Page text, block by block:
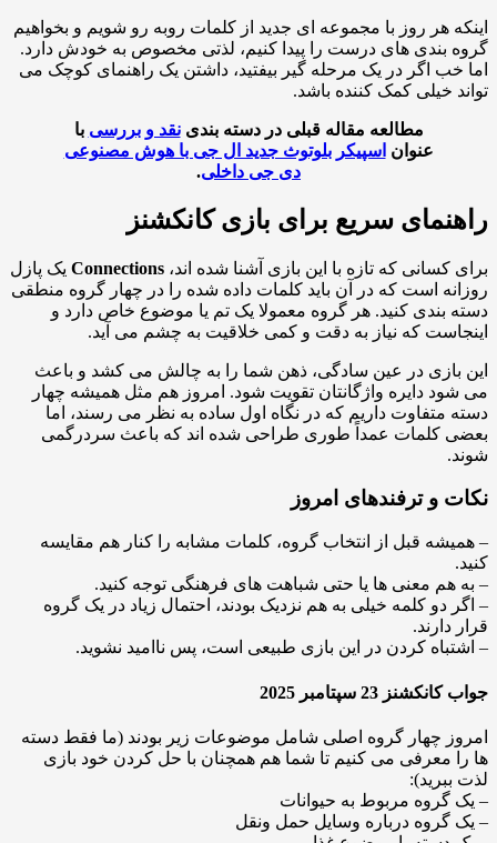
هر روز با مجموعه ای جدید از کلمات روبه رو شویم و بخواهیم
بندی های درست را پیدا کنیم، لذتی مخصوص به خودش دارد.
خب اگر در یک مرحله گیر بیفتید، داشتن یک راهنمای کوچک می
خیلی کمک کننده باشد.
مطالعه مقاله قبلی در دسته بندینقد و بررسیبا
عنواناسپیکر بلوتوث جدید ال جی با هوش مصنوعی
دی جی داخلی
سریع برای بازی کانکشنز
کسانی که تازه با این بازی آشنا شده اند،Connectionsیک پازل
است که در آن باید کلمات داده شده را در چهار گروه منطقی
بندی کنید. هر گروه معمولا یک تم یا موضوع خاص دارد و
که نیاز به دقت و کمی خلاقیت به چشم می آید.
بازی در عین سادگی، ذهن شما را به چالش می کشد و باعث
دایره واژگانتان تقویت شود. امروز هم مثل همیشه چهار
متفاوت داریم که در نگاه اول ساده به نظر می رسند، اما
کلمات عمداً طوری طراحی شده اند که باعث سردرگمی
و ترفندهای امروز
قبل از انتخاب گروه، کلمات مشابه را کنار هم مقایسه
هم معنی ها یا حتی شباهت های فرهنگی توجه کنید.
دو کلمه خیلی به هم نزدیک بودند، احتمال زیاد در یک گروه
دارند.
کردن در این بازی طبیعی است، پس ناامید نشوید.
23 سپتامبر 2025
چهار گروه اصلی شامل موضوعات زیر بودند (ما فقط دسته
معرفی می کنیم تا شما هم همچنان با حل کردن خود بازی
گروه مربوط به حیوانات
گروه درباره وسایل حمل ونقل